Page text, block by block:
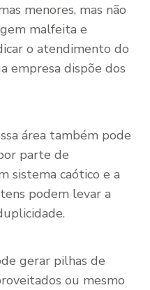
menores, mas não
malfeita e
o atendimento do
empresa dispõe dos
área também pode
parte de
sistema caótico e a
podem levar a
gerar pilhas de
ou mesmo